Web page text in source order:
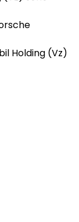
Holding (Vz)